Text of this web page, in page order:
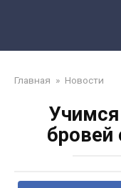
Главная » Новости
бровей